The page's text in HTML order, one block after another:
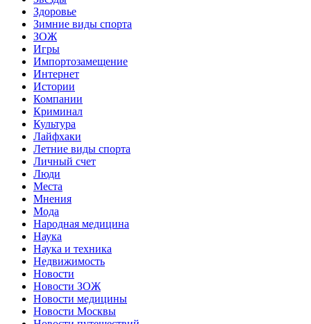
Здоровье
Зимние виды спорта
ЗОЖ
Игры
Импортозамещение
Интернет
Истории
Компании
Криминал
Культура
Лайфхаки
Летние виды спорта
Личный счет
Люди
Места
Мнения
Мода
Народная медицина
Наука
Наука и техника
Недвижимость
Новости
Новости ЗОЖ
Новости медицины
Новости Москвы